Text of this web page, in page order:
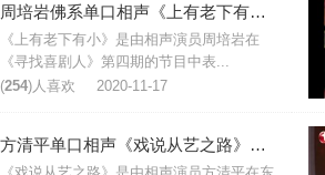
周培岩佛系单口相声《上有老下有小》台词
《上有老下有小》是由相声演员周培岩在
《寻找喜剧人》第四期的节目中表...
(254)人喜欢 2020-11-17
方清平单口相声《戏说从艺之路》台词